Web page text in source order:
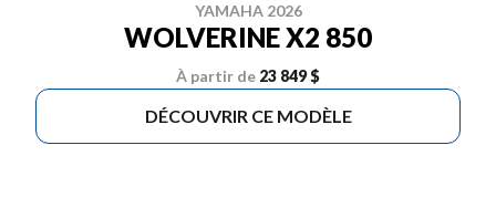
YAMAHA 2026
WOLVERINE X2 850
À partir de 23 849 $
DÉCOUVRIR CE MODÈLE